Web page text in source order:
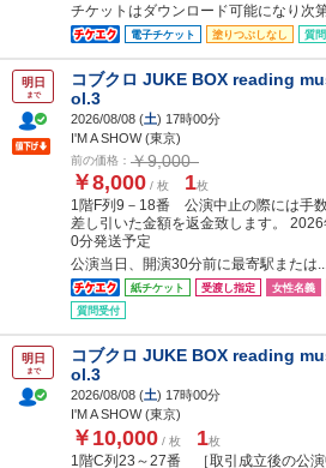
チケットはダウンロード可能になり次
電子チケット 塗りつぶしなし 質
明日
まで
コブクロ JUKE BOX reading
ol.3
2026/08/08 (土) 17時00分
I'M A SHOW (東京)
前の価格： ￥9,000
￥8,000 / 枚 1枚
1階F列9－18番 公演中止の際には手
差し引いた金額を返金致します。
0分発送予定
公演当日、開演30分前に最寄駅または
紙チケット 受渡し指定 女性名義
質問受付
明日
まで
コブクロ JUKE BOX reading
ol.3
2026/08/08 (土) 17時00分
I'M A SHOW (東京)
￥10,000 / 枚 1枚
1階C列23～27番 ［取引成立後の公